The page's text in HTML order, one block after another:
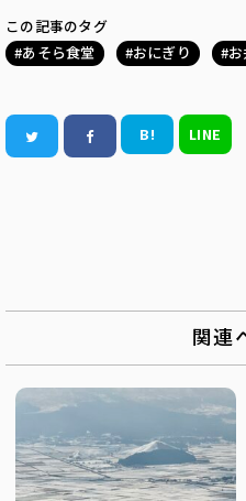
この記事のタグ
あそら食堂
おにぎり
B! LINE
関連